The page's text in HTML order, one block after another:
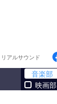
アルサウンド
音楽部
映画部